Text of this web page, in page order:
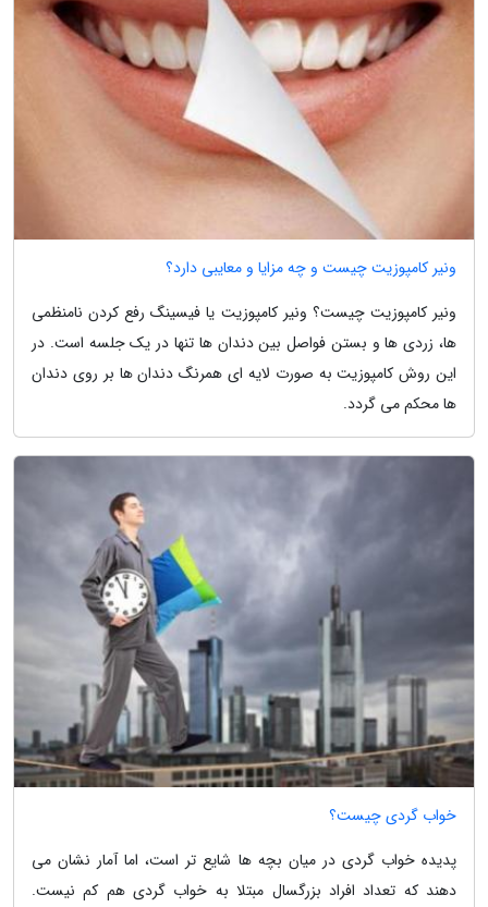
ونیر کامپوزیت چیست و چه مزایا و معایبی دارد؟
ونیر کامپوزیت چیست؟ ونیر کامپوزیت یا فیسینگ رفع کردن نامنظمی
ها، زردی ها و بستن فواصل بین دندان ها تنها در یک جلسه است. در
این روش کامپوزیت به صورت لایه ای همرنگ دندان ها بر روی دندان
ها محکم می گردد.
خواب گردی چیست؟
پدیده خواب گردی در میان بچه ها شایع تر است، اما آمار نشان می
دهند که تعداد افراد بزرگسال مبتلا به خواب گردی هم کم نیست.